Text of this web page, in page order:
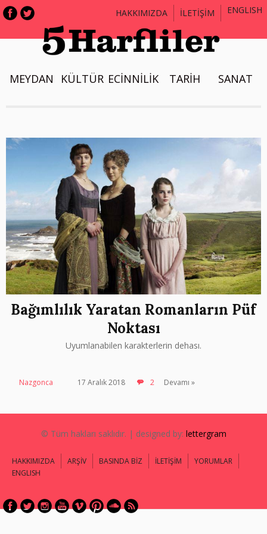
HAKKIMIZDA İLETİŞİM ENGLISH
MEYDAN KÜLTÜR ECİNNİLİK TARİH SANAT
Bağımlılık Yaratan Romanların Püf
Noktası
Uyumlanabilen karakterlerin dehası.
Nazgonca 17 Aralık 2018 2 Devamı »
© Tüm hakları saklıdır. | designed by: lettergram
HAKKIMIZDA ARŞİV BASINDA BİZ İLETİŞİM
YORUMLAR
ENGLISH